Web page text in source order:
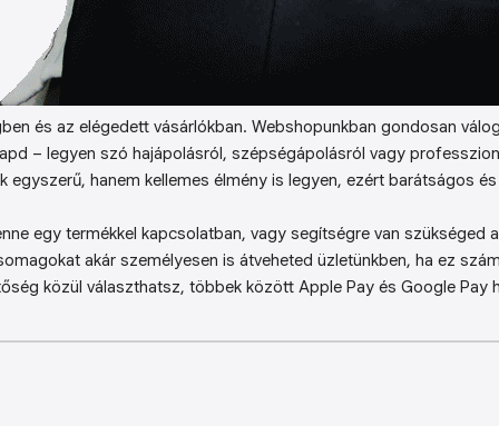
és az elégedett vásárlókban. Webshopunkban gondosan
– legyen szó hajápolásról, szépségápolásról vagy
egyszerű, hanem kellemes élmény is legyen, ezért barátságos
egy termékkel kapcsolatban, vagy segítségre van szükséged
akár személyesen is átveheted üzletünkben, ha ez
közül választhatsz, többek között Apple Pay és Google Pay